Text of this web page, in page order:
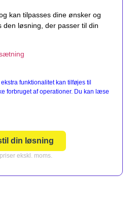
kan tilpasses dine ønsker og
løsning, der passer til din
funktionalitet kan tilføjes til
forbruget af operationer. Du kan læse
din løsning
ekskl. moms.